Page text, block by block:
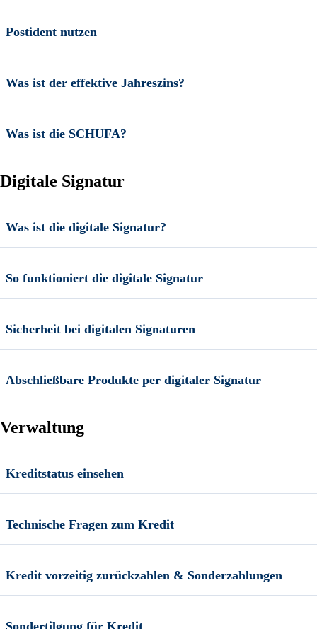
Postident nutzen
Was ist der effektive Jahreszins?
Was ist die SCHUFA?
Digitale Signatur
Was ist die digitale Signatur?
So funktioniert die digitale Signatur
Sicherheit bei digitalen Signaturen
Abschließbare Produkte per digitaler Signatur
Verwaltung
Kreditstatus einsehen
Technische Fragen zum Kredit
Kredit vorzeitig zurückzahlen & Sonderzahlungen
Sondertilgung für Kredit